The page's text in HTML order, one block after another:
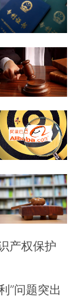
产权保护
”问题突出